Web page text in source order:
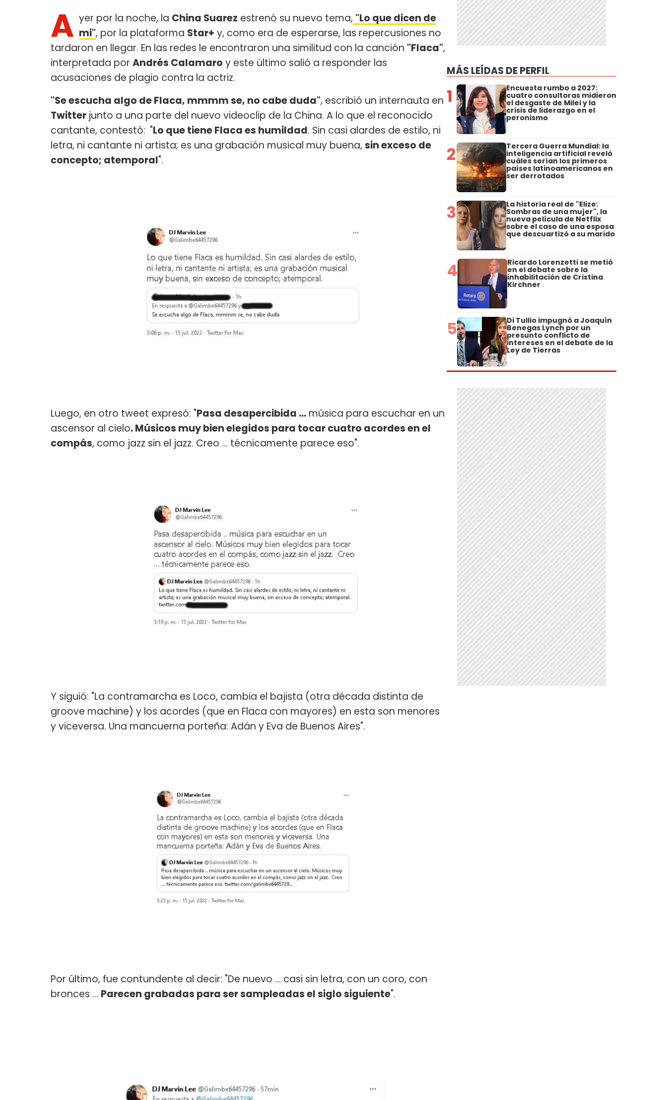
A yer por la noche, la China Suarez estrenó su nuevo tema, "Lo que dicen de
mi", por la plataforma Star+ y, como era de esperarse, las repercusiones no
tardaron en llegar. En las redes le encontraron una similitud con la canción "Flaca",
interpretada por Andrés Calamaro y este último salió a responder las
acusaciones de plagio contra la actriz.
"Se escucha algo de Flaca, mmmm se, no cabe duda", escribió un internauta en
Twitter junto a una parte del nuevo videoclip de la China. A lo que el reconocido
cantante, contestó: "Lo que tiene Flaca es humildad. Sin casi alardes de estilo, ni
letra, ni cantante ni artista; es una grabación musical muy buena, sin exceso de
concepto; atemporal".
Luego, en otro tweet expresó: "Pasa desapercibida ... música para escuchar en un
ascensor al cielo. Músicos muy bien elegidos para tocar cuatro acordes en el
compás, como jazz sin el jazz. Creo … técnicamente parece eso".
Y siguió: "La contramarcha es Loco, cambia el bajista (otra década distinta de
groove machine) y los acordes (que en Flaca con mayores) en esta son menores
y viceversa. Una mancuerna porteña: Adán y Eva de Buenos Aires".
Por último, fue contundente al decir: "De nuevo … casi sin letra, con un coro, con
bronces … Parecen grabadas para ser sampleadas el siglo siguiente".
MÁS LEÍDAS DE PERFIL
1 Encuesta rumbo a 2027:
cuatro consultoras midieron
el desgaste de Milei y la
crisis de liderazgo en el
peronismo
2 Tercera Guerra Mundial: la
inteligencia artificial reveló
cuáles serían los primeros
países latinoamericanos en
ser derrotados
3 La historia real de "Elize:
Sombras de una mujer", la
nueva película de Netflix
sobre el caso de una esposa
que descuartizó a su marido
4 Ricardo Lorenzetti se metió
en el debate sobre la
inhabilitación de Cristina
Kirchner
5 Di Tullio impugnó a Joaquín
Benegas Lynch por un
presunto conflicto de
intereses en el debate de la
Ley de Tierras